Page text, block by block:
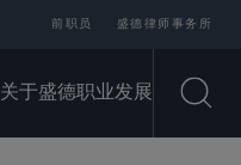
前职员 盛德律师事务所
关于盛德职业发展